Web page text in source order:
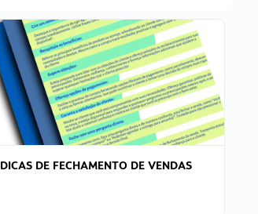
DICAS DE FECHAMENTO DE VENDAS